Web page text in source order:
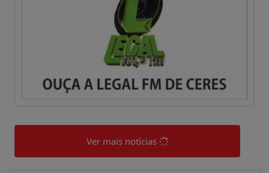
Ver mais notícias